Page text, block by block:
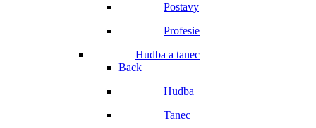
Postavy
Profesie
Hudba a tanec
Back
Hudba
Tanec